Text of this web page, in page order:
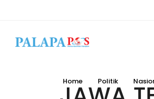
Home Politik